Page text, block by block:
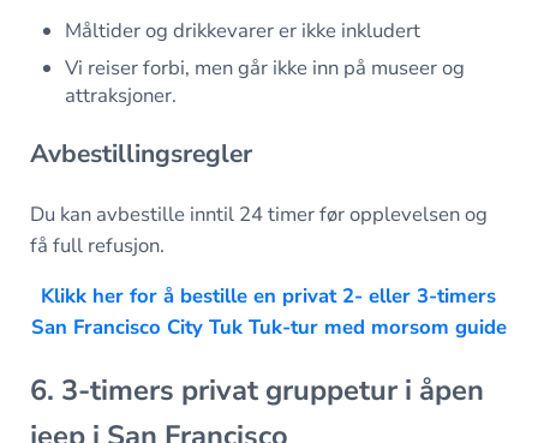
Måltider og drikkevarer er ikke inkludert
Vi reiser forbi, men går ikke inn på museer og
attraksjoner.
Avbestillingsregler
Du kan avbestille inntil 24 timer før opplevelsen og
få full refusjon.
Klikk her for å bestille en privat 2- eller 3-timers
San Francisco City Tuk Tuk-tur med morsom guide
6. 3-timers privat gruppetur i åpen